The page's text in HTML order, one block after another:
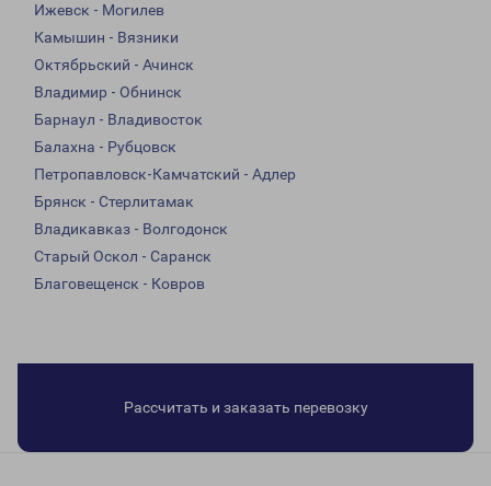
Ижевск - Могилев
Камышин - Вязники
Октябрьский - Ачинск
Владимир - Обнинск
Барнаул - Владивосток
Балахна - Рубцовск
Петропавловск-Камчатский - Адлер
Брянск - Стерлитамак
Владикавказ - Волгодонск
Старый Оскол - Саранск
Благовещенск - Ковров
Рассчитать и заказать перевозку